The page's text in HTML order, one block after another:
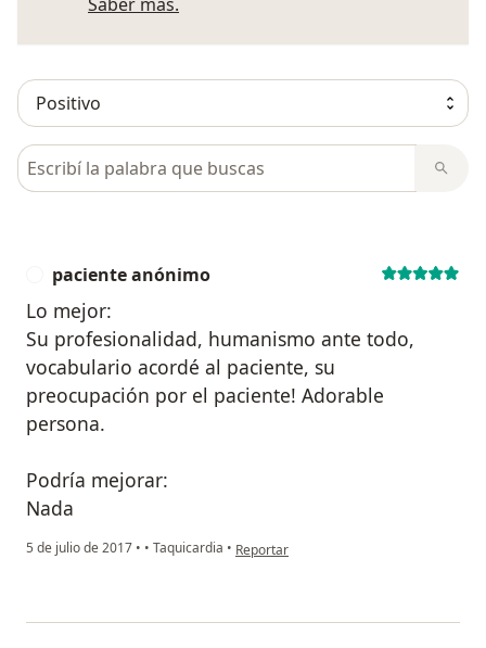
Saber más.
Busca en opiniones
paciente anónimo
Lo mejor:
Su profesionalidad, humanismo ante todo,
vocabulario acordé al paciente, su
preocupación por el paciente! Adorable
persona.
Podría mejorar:
Nada
5 de julio de 2017 • • Taquicardia • en opinión del usuario paciente anónimo
Reportar